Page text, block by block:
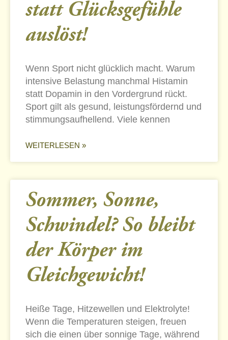
statt Glücksgefühle
auslöst!
Wenn Sport nicht glücklich macht. Warum
intensive Belastung manchmal Histamin
statt Dopamin in den Vordergrund rückt.
Sport gilt als gesund, leistungsfördernd und
stimmungsaufhellend. Viele kennen
WEITERLESEN »
Sommer, Sonne,
Schwindel? So bleibt
der Körper im
Gleichgewicht!
Heiße Tage, Hitzewellen und Elektrolyte!
Wenn die Temperaturen steigen, freuen
sich die einen über sonnige Tage, während